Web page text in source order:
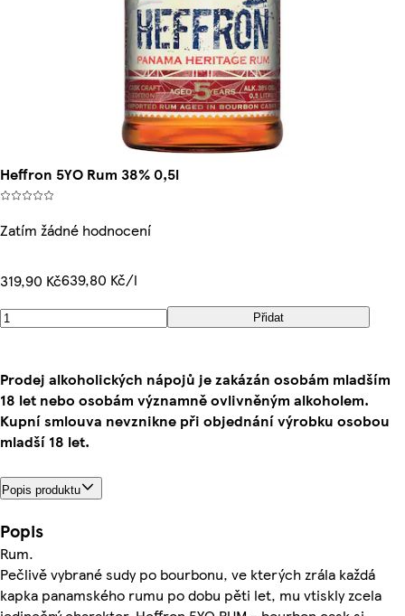
Heffron 5YO Rum 38% 0,5l
Zatím žádné hodnocení
319,90 Kč639,80 Kč/l
Přidat
Prodej alkoholických nápojů je zakázán osobám mladším
18 let nebo osobám významně ovlivněným alkoholem.
Kupní smlouva nevznikne při objednání výrobku osobou
mladší 18 let.
Popis produktu
Popis
Rum.
Pečlivě vybrané sudy po bourbonu, ve kterých zrála každá
kapka panamského rumu po dobu pěti let, mu vtiskly zcela